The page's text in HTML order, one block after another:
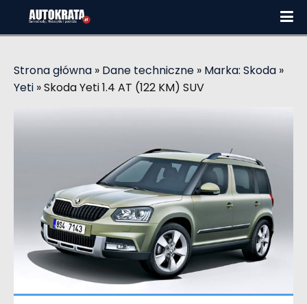
Strona główna » Dane techniczne » Marka: Skoda »
Yeti »Skoda Yeti 1.4 AT (122 KM) SUV